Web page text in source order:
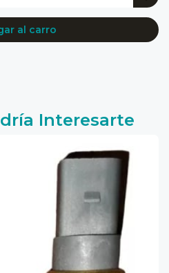
al carro
Interesarte